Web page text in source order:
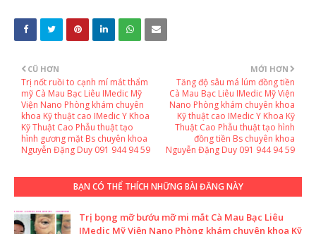
MỚI HƠN
Tăng độ sâu má lúm đồng tiền
Cà Mau Bạc Liêu IMedic Mỹ Viện
Nano Phòng khám chuyên khoa
Kỹ thuật cao IMedic Y Khoa Kỹ
Thuật Cao Phẫu thuật tạo hình
đồng tiền Bs chuyên khoa
Nguyễn Đặng Duy 091 944 94 59
CŨ HƠN
Trị nốt ruồi to cạnh mí mắt thẩm
mỹ Cà Mau Bạc Liêu IMedic Mỹ
Viện Nano Phòng khám chuyên
khoa Kỹ thuật cao IMedic Y Khoa
Kỹ Thuật Cao Phẫu thuật tạo
hình gương mặt Bs chuyên khoa
Nguyễn Đặng Duy 091 944 94 59
BẠN CÓ THỂ THÍCH NHỮNG BÀI ĐĂNG NÀY
Trị bọng mỡ bướu mỡ mi mắt Cà Mau Bạc Liêu
IMedic Mỹ Viện Nano Phòng khám chuyên khoa Kỹ